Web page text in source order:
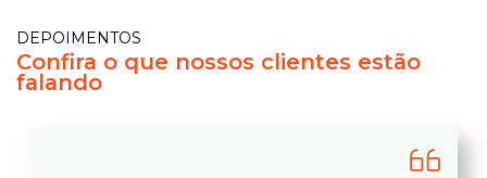
DEPOIMENTOS
Confira o que nossos clientes estão
falando